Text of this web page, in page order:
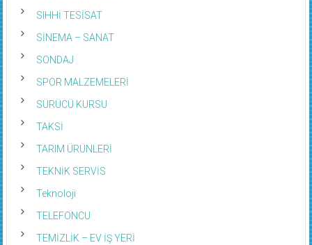
SIHHİ TESİSAT
SİNEMA – SANAT
SONDAJ
SPOR MALZEMELERİ
SÜRÜCÜ KURSU
TAKSİ
TARIM ÜRÜNLERİ
TEKNİK SERVİS
Teknoloji
TELEFONCU
TEMİZLİK – EV İŞ YERİ